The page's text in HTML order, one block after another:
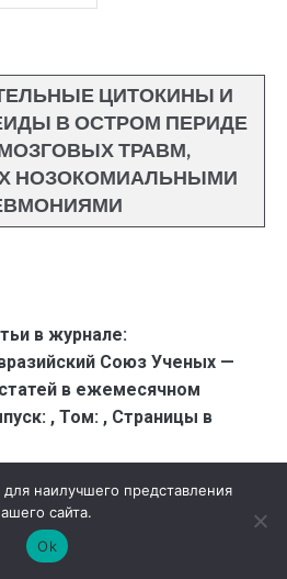
ЦИТОКИНЫ И
В ОСТРОМ ПЕРИДЕ
ТРАВМ,
НОЗОКОМИАЛЬНЫМИ
в журнале:
Союз Ученых —
в ежемесячном
, Том: , Страницы в
В ОСТРОМ
ТРАВМ,
наилучшего представления
сайта.
Ok